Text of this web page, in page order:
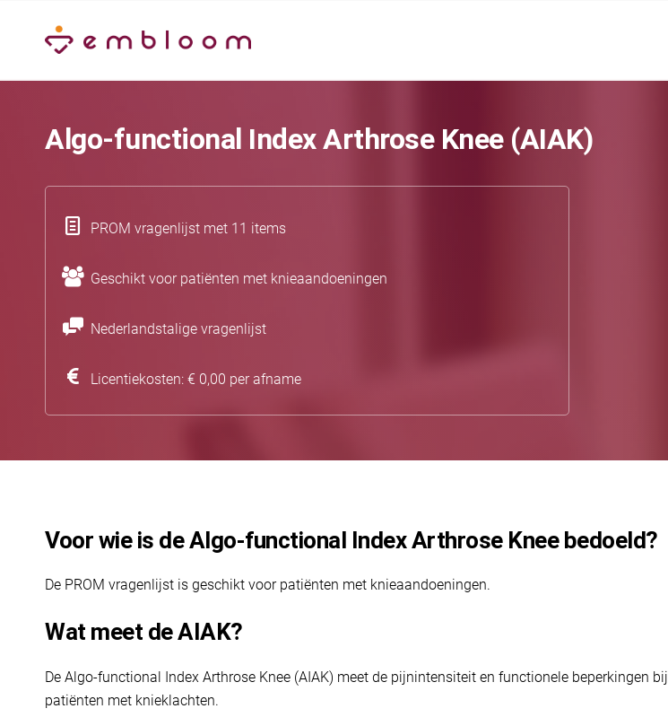
Algo-functional Index Arthrose Knee (AIAK)
PROM vragenlijst met 11 items
Geschikt voor patiënten met knieaandoeningen
Nederlandstalige vragenlijst
Licentiekosten: € 0,00 per afname
Voor wie is de Algo-functional Index Arthrose Knee bedoeld?
De PROM vragenlijst is geschikt voor patiënten met knieaandoeningen.
Wat meet de AIAK?
De Algo-functional Index Arthrose Knee (AIAK) meet de pijnintensiteit en functionele beperkingen bij
patiënten met knieklachten.